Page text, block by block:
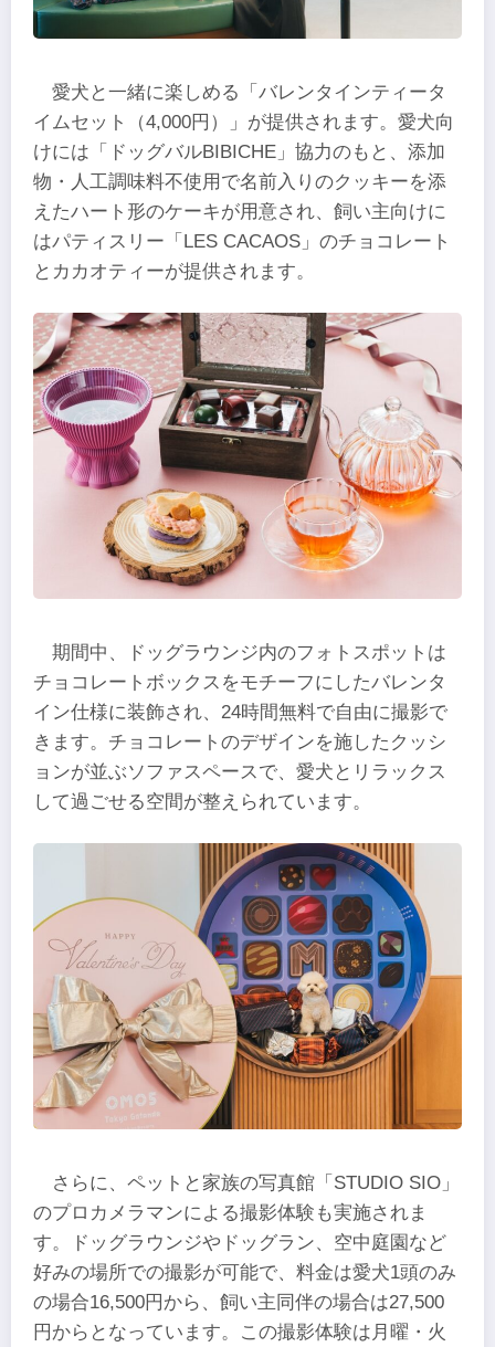
愛犬と一緒に楽しめる「バレンタインティータ
イムセット（4,000円）」が提供されます。愛犬向
けには「ドッグバルBIBICHE」協力のもと、添加
物・人工調味料不使用で名前入りのクッキーを添
えたハート形のケーキが用意され、飼い主向けに
はパティスリー「LES CACAOS」のチョコレート
とカカオティーが提供されます。
期間中、ドッグラウンジ内のフォトスポットは
チョコレートボックスをモチーフにしたバレンタ
イン仕様に装飾され、24時間無料で自由に撮影で
きます。チョコレートのデザインを施したクッシ
ョンが並ぶソファスペースで、愛犬とリラックス
して過ごせる空間が整えられています。
さらに、ペットと家族の写真館「STUDIO SIO」
のプロカメラマンによる撮影体験も実施されま
す。ドッグラウンジやドッグラン、空中庭園など
好みの場所での撮影が可能で、料金は愛犬1頭のみ
の場合16,500円から、飼い主同伴の場合は27,500
円からとなっています。この撮影体験は月曜・火